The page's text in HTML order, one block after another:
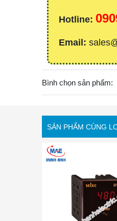
Hotline:
Email:
Bình chọn sản phẩm:
SẢN PHẨM CÙNG